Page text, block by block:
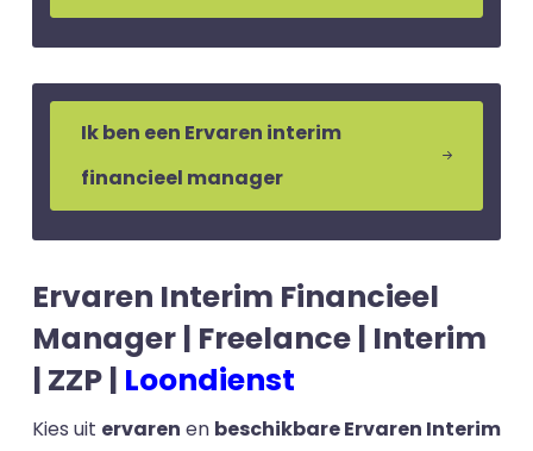
Ik ben een Ervaren interim
financieel manager
Ervaren Interim Financieel
Manager | Freelance | Interim
| ZZP | Loondienst
Kies uit ervaren en beschikbare Ervaren Interim